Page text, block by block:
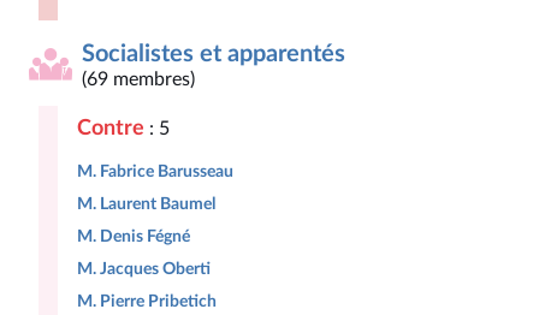
Socialistes et apparentés
(69 membres)
Contre : 5
M. Fabrice Barusseau
M. Laurent Baumel
M. Denis Fégné
M. Jacques Oberti
M. Pierre Pribetich